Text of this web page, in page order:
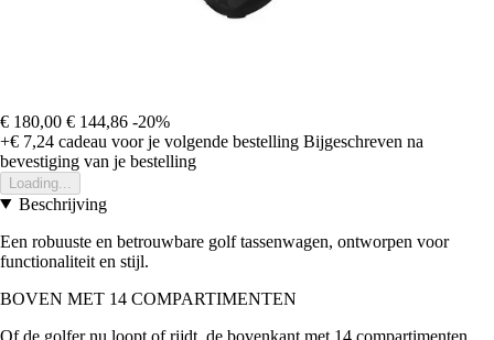
€ 180,00 € 144,86 -20%
+€ 7,24 cadeau voor je volgende bestelling Bijgeschreven na
bevestiging van je bestelling
Loading...
Beschrijving
Een robuuste en betrouwbare golf tassenwagen, ontworpen voor
functionaliteit en stijl.
BOVEN MET 14 COMPARTIMENTEN
Of de golfer nu loopt of rijdt, de bovenkant met 14 compartimenten